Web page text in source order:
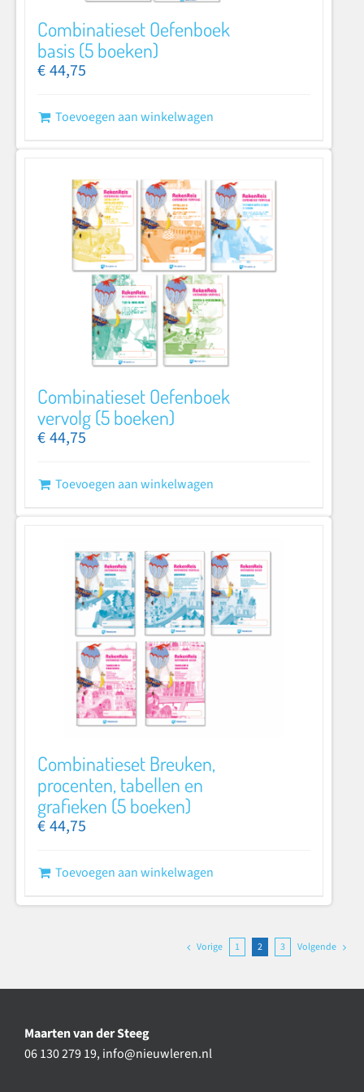
Combinatieset Oefenboek
basis (5 boeken)
€44,75
Toevoegen aan winkelwagen
Combinatieset Oefenboek
vervolg (5 boeken)
€44,75
Toevoegen aan winkelwagen
Combinatieset Breuken,
procenten, tabellen en
grafieken (5 boeken)
€44,75
Toevoegen aan winkelwagen
Vorige 1 2 3 Volgende
Maarten van der Steeg
06 130 279 19,info@nieuwleren.nl